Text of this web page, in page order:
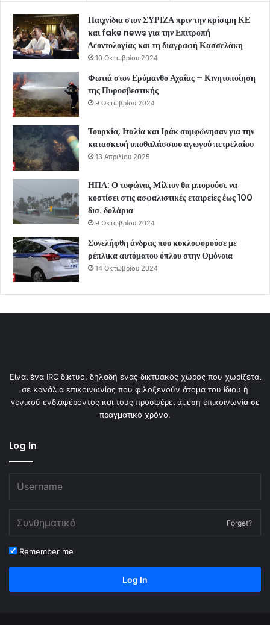
Παιχνίδια στον ΣΥΡΙΖΑ πριν την κρίσιμη ΚΕ
και fake news για την Επιτροπή
Δεοντολογίας και τη διαγραφή Κασσελάκη
10 Οκτωβρίου 2024
Φωτιά στον Ερύμανθο Αχαΐας – Κινητοποίηση
της Πυροσβεστικής
9 Οκτωβρίου 2024
Τουρκία, Ιταλία και Ιράκ συμφώνησαν για την
κατασκευή υποθαλάσσιου αγωγού πετρελαίου
13 Απριλίου 2025
ΗΠΑ: Ο τυφώνας Μίλτον θα μπορούσε να
κοστίσει στις ασφαλιστικές εταιρείες έως 100
δισ. δολάρια
9 Οκτωβρίου 2024
Συνελήφθη άνδρας που κυκλοφορούσε με
ρέπλικα αυτόματου όπλου στην Ομόνοια
14 Οκτωβρίου 2024
Είναι ένα IRC δίκτυο, δηλαδή ένας δικτυακός χώρος που χωρίζεται
σε κανάλια επικοινωνίας που φιλοξενούν άτομα του ίδιου ή
γενικού ενδιαφέροντος και τους προσφέρει άμεση επικοινωνία σε
πραγματικό χρόνο.
Log In
Forget?
Remember me
Log In